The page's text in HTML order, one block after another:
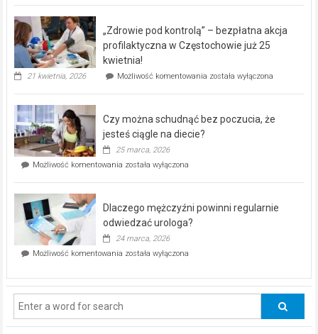
rehabilitacji
dla
„Zdrowie pod kontrolą” – bezpłatna akcja
profilaktyczna w Częstochowie już 25
kwietnia!
21 kwietnia, 2026 Możliwość komentowania „Zdrowie
bezpłatna
została wyłączona
Czy można schudnąć bez poczucia, że
jesteś ciągle na diecie?
25 marca, 2026
Możliwość komentowania Czy
poczucia,
że
ciągle
na
została wyłączona
Dlaczego mężczyźni powinni regularnie
odwiedzać urologa?
24 marca, 2026
Możliwość komentowania Dlaczego
regularnie
została wyłączona